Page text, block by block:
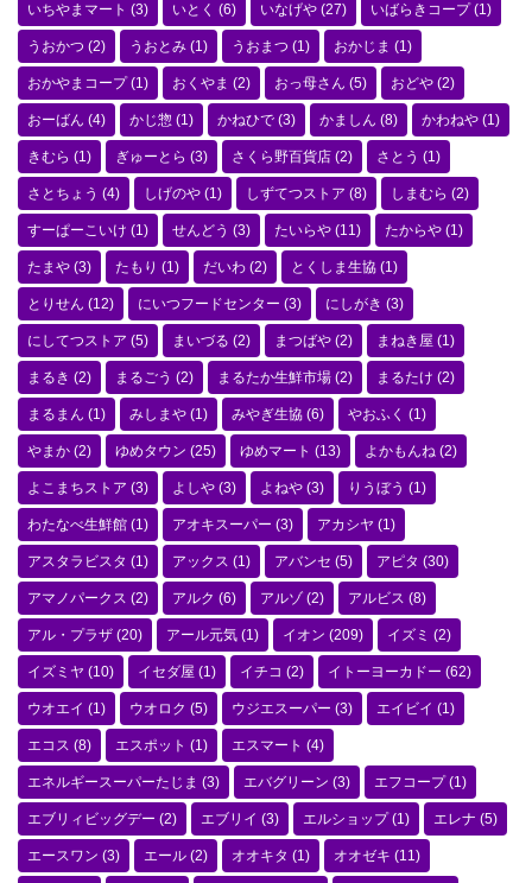
いちやまマート (3) いとく (6) いなげや (27) いばらきコープ(1)
うおかつ (2) うおとみ (1) うおまつ (1) おかじま (1)
おかやまコープ(1) おくやま (2) おっ母さん (5) おどや (2)
おーばん (4) かじ惣 (1) かねひで (3) かましん (8) かわねや (1)
きむら (1) ぎゅーとら (3) さくら野百貨店 (2) さとう (1)
さとちょう (4) しげのや (1) しずてつストア (8) しまむら (2)
すーぱーこいけ (1) せんどう (3) たいらや (11) たからや (1)
たまや (3) たもり (1) だいわ (2) とくしま生協 (1)
とりせん (12) にいつフードセンター (3) にしがき (3)
にしてつストア (5) まいづる (2) まつばや (2) まねき屋 (1)
まるき (2) まるごう (2) まるたか生鮮市場 (2) まるたけ (2)
まるまん (1) みしまや (1) みやぎ生協 (6) やおふく (1)
やまか (2) ゆめタウン (25) ゆめマート (13) よかもんね (2)
よこまちストア (3) よしや (3) よねや (3) りうぼう (1)
わたなべ生鮮館 (1) アオキスーパー (3) アカシヤ (1)
アスタラビスタ (1) アックス (1) アバンセ (5) アピタ (30)
アマノパークス (2) アルク (6) アルゾ(2) アルビス (8)
アル・プラザ (20) アール元気 (1) イオン (209) イズミ (2)
イズミヤ (10) イセダ屋 (1) イチコ (2) イトーヨーカドー (62)
ウオエイ (1) ウオロク (5) ウジエスーパー (3) エイビイ (1)
エコス (8) エスポット (1) エスマート (4)
エネルギースーパーたじま (3) エバグリーン (3) エフコープ(1)
エブリィビッグデー (2) エブリイ (3) エルショップ(1) エレナ (5)
エースワン (3) エール (2) オオキタ (1) オオゼキ (11)